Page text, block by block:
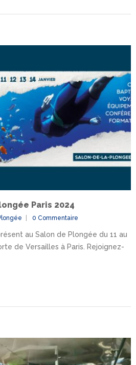
Paris 2024
0 Commentaire
au Salon de Plongée du 11 au
de Versailles à Paris. Rejoignez-